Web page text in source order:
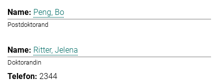
Peng, Bo
Postdoktorand
Ritter, Jelena
Doktorandin
2344